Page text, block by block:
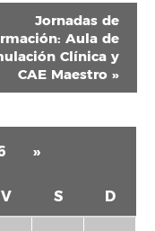
Jornadas de
Aula de
Clínica y
CAE Maestro »
»
V S D